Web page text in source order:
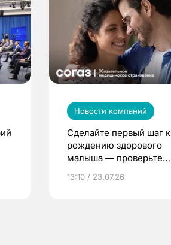
Новости компаний
Сделайте первый шаг к
рождению здорового
малыша — проверьте
по ОМС!
13:10 / 23.07.26